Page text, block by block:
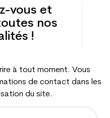
vous et
nos
!
à tout moment. Vous
de contact dans les
du site.